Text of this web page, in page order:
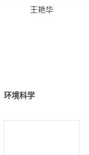
王艳华
环境科学